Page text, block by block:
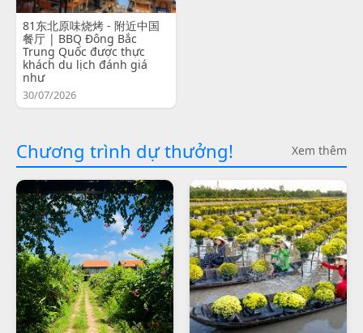
81东北原味烧烤 - 附近中国
餐厅 | BBQ Đông Bắc
Trung Quốc được thực
khách du lịch đánh giá
như
30/07/2026
Chương trình dự thưởng! Xem thêm